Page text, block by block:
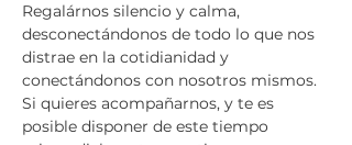
Regalárnos silencio y calma,
desconectándonos de todo lo que nos
distrae en la cotidianidad y
conectándonos con nosotros mismos.
​Si quieres acompañarnos, y te es
posible disponer de este tiempo